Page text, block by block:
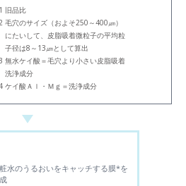
旧品比
毛穴のサイズ（およそ250～400㎛）
にたいして、皮脂吸着微粒子の平均粒
子径は8～13㎛として算出
無水ケイ酸＝毛穴より小さい皮脂吸着
洗浄成分
ケイ酸Ａｌ・Ｍｇ＝洗浄成分
水のうるおいをキャッチする膜*を